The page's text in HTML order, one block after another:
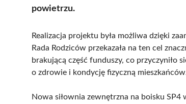
powietrzu.
Realizacja projektu była możliwa dzięki
Rada Rodziców przekazała na ten cel
brakującą część funduszy, co przyczyniło
o zdrowie i kondycję fizyczną
Nowa siłownia zewnętrzna na boisku SP4